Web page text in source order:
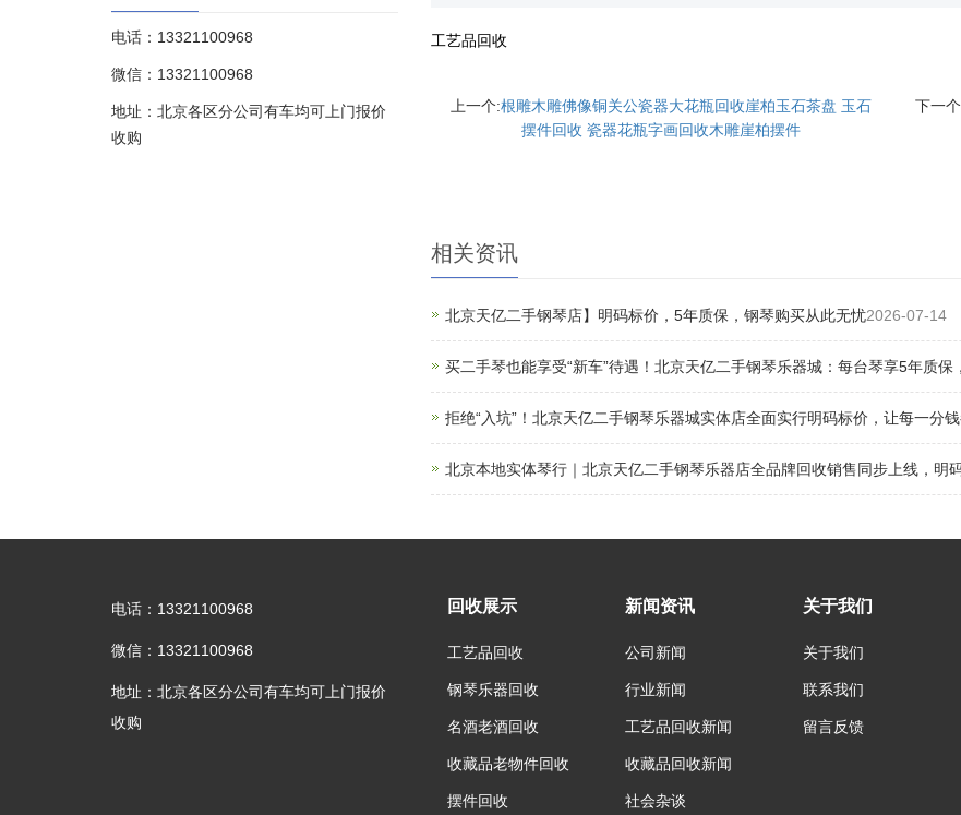
工艺品回收
上一个:根雕木雕佛像铜关公瓷器大花瓶回收崖柏玉石茶盘 玉石
摆件回收 瓷器花瓶字画回收木雕崖柏摆件
下一
相关资讯
北京天亿二手钢琴店】明码标价，5年质保，钢琴购买从此无忧2026-07-14
买二手琴也能享受“新车”待遇！北京天亿二手钢琴乐器城：每台琴享5年质保
拒绝“入坑”！北京天亿二手钢琴乐器城实体店全面实行明码标价，让每一分
北京本地实体琴行｜北京天亿二手钢琴乐器店全品牌回收销售同步上线，明
电话：13321100968
微信：13321100968
地址：北京各区分公司有车均可上门报价
收购
电话：13321100968
微信：13321100968
地址：北京各区分公司有车均可上门报价
收购
回收展示
工艺品回收
钢琴乐器回收
名酒老酒回收
收藏品老物件回收
摆件回收
新闻资讯
公司新闻
行业新闻
工艺品回收新闻
收藏品回收新闻
社会杂谈
关于我们
关于我们
联系我们
留言反馈